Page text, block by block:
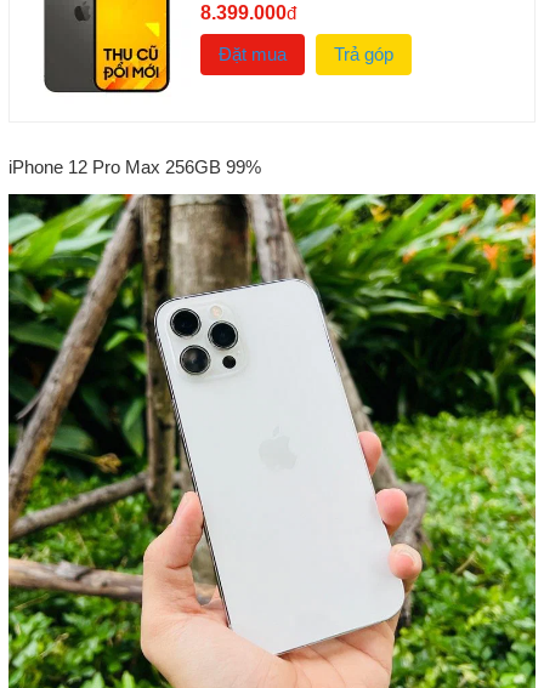
8.399.000đ
Đặt mua
Trả góp
iPhone 12 Pro Max 256GB 99%